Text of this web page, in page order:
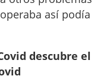
así podía
descubre el